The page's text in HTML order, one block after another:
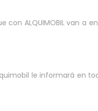
ALQUIMOBIL van a
le informará en